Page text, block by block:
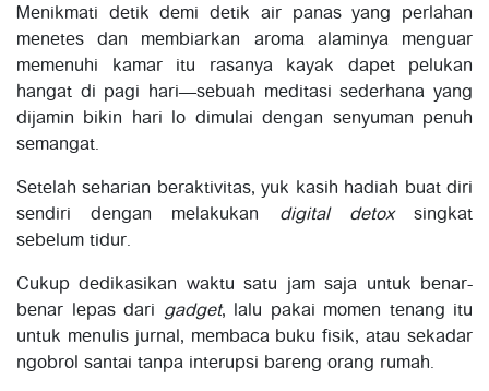
Menikmati detik demi detik air panas yang perlahan
menetes dan membiarkan aroma alaminya menguar
memenuhi kamar itu rasanya kayak dapet pelukan
hangat di pagi hari—sebuah meditasi sederhana yang
dijamin bikin hari lo dimulai dengan senyuman penuh
semangat.
Setelah seharian beraktivitas, yuk kasih hadiah buat diri
sendiri dengan melakukan digital detoxsingkat
sebelum tidur.
Cukup dedikasikan waktu satu jam saja untuk benar-
benar lepas dari gadget, lalu pakai momen tenang itu
untuk menulis jurnal, membaca buku fisik, atau sekadar
ngobrol santai tanpa interupsi bareng orang rumah.